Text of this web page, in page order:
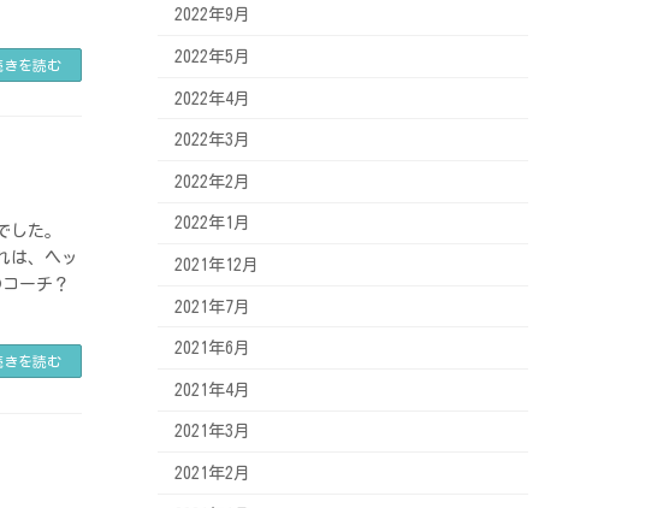
きを読む
た。
は、ヘッ
ーチ？
きを読む
2022年9月
2022年5月
2022年4月
2022年3月
2022年2月
2022年1月
2021年12月
2021年7月
2021年6月
2021年4月
2021年3月
2021年2月